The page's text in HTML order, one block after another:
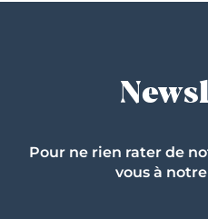
Pour ne rien rater de
vous à